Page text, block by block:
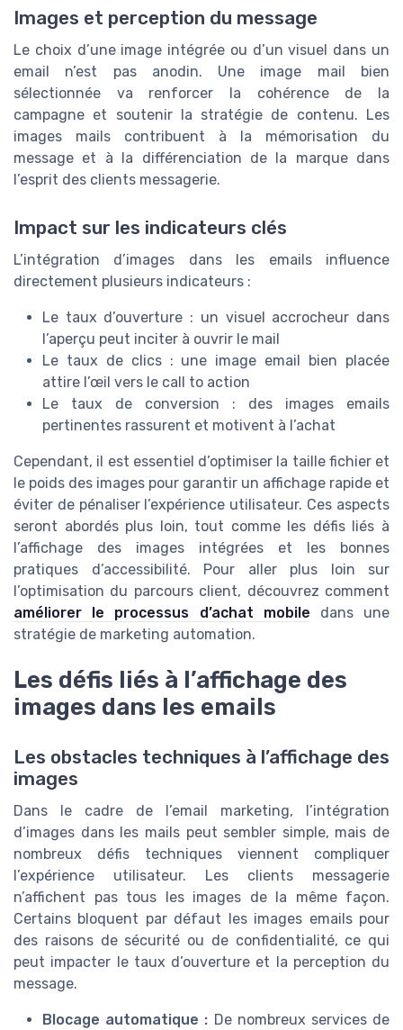
Images et perception du message
Le choix d’une image intégrée ou d’un visuel dans un
email n’est pas anodin. Une image mail bien
sélectionnée va renforcer la cohérence de la
campagne et soutenir la stratégie de contenu. Les
images mails contribuent à la mémorisation du
message et à la différenciation de la marque dans
l’esprit des clients messagerie.
Impact sur les indicateurs clés
L’intégration d’images dans les emails influence
directement plusieurs indicateurs :
Le taux d’ouverture : un visuel accrocheur dans
l’aperçu peut inciter à ouvrir le mail
Le taux de clics : une image email bien placée
attire l’œil vers le call to action
Le taux de conversion : des images emails
pertinentes rassurent et motivent à l’achat
Cependant, il est essentiel d’optimiser la taille fichier et
le poids des images pour garantir un affichage rapide et
éviter de pénaliser l’expérience utilisateur. Ces aspects
seront abordés plus loin, tout comme les défis liés à
l’affichage des images intégrées et les bonnes
pratiques d’accessibilité. Pour aller plus loin sur
l’optimisation du parcours client, découvrez comment
améliorer le processus d’achat mobile dans une
stratégie de marketing automation.
Les défis liés à l’affichage des
images dans les emails
Les obstacles techniques à l’affichage des
images
Dans le cadre de l’email marketing, l’intégration
d’images dans les mails peut sembler simple, mais de
nombreux défis techniques viennent compliquer
l’expérience utilisateur. Les clients messagerie
n’affichent pas tous les images de la même façon.
Certains bloquent par défaut les images emails pour
des raisons de sécurité ou de confidentialité, ce qui
peut impacter le taux d’ouverture et la perception du
message.
Blocage automatique : De nombreux services de